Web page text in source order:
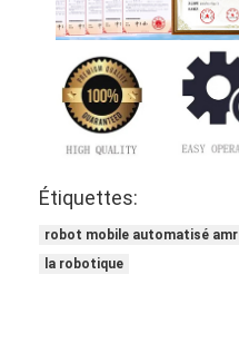
Étiquettes:
robot mobile automatisé amr
la robotique